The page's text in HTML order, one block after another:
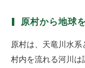
原村から地球
原村は、天⻯川⽔系
村内を流れる河川は